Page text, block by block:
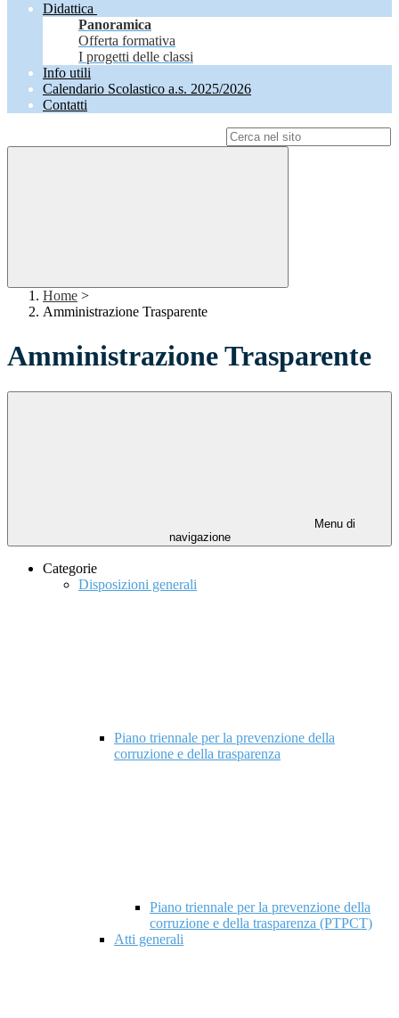
Didattica
Panoramica
Offerta formativa
I progetti delle classi
Info utili
Calendario Scolastico a.s. 2025/2026
Contatti
Home >
Amministrazione Trasparente
Amministrazione Trasparente
Menu di
navigazione
Categorie
Disposizioni generali
Piano triennale per la prevenzione della
corruzione e della trasparenza
Piano triennale per la prevenzione della
corruzione e della trasparenza (PTPCT)
Atti generali